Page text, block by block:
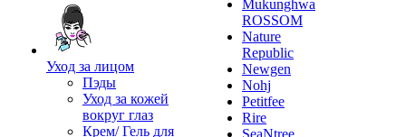
Уход за лицом
Пэды
Уход за кожей
вокруг глаз
Крем/ Гель для
Mukunghwa
ROSSOM
Nature
Republic
Newgen
Nohj
Petitfee
Rire
SeaNtree